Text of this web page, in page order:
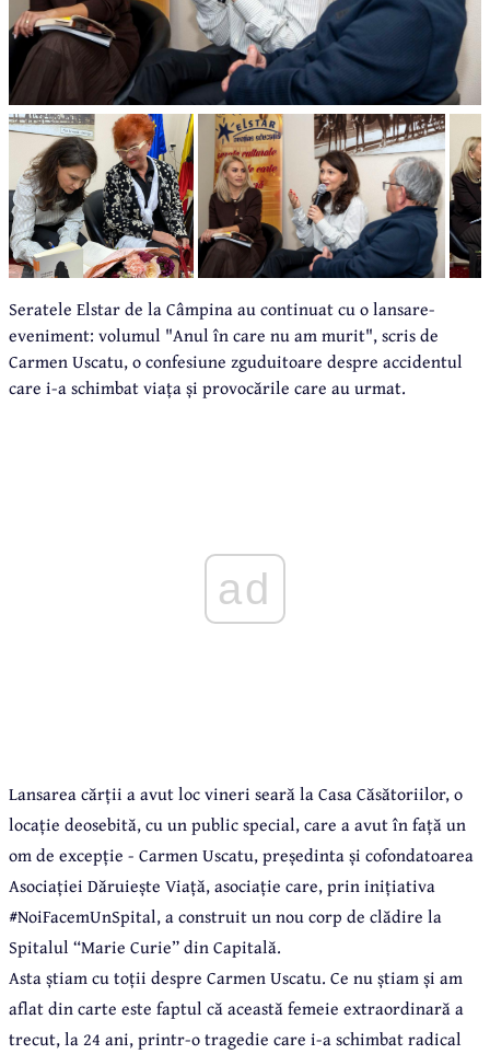
Seratele Elstar de la Câmpina au continuat cu o lansare-
eveniment: volumul "Anul în care nu am murit", scris de
Carmen Uscatu, o confesiune zguduitoare despre accidentul
care i-a schimbat viața și provocările care au urmat.
ad
Lansarea cărții a avut loc vineri seară la Casa Căsătoriilor, o
locație deosebită, cu un public special, care a avut în față un
om de excepție - Carmen Uscatu, președinta și cofondatoarea
Asociației Dăruiește Viață, asociație care, prin inițiativa
#NoiFacemUnSpital, a construit un nou corp de clădire la
Spitalul “Marie Curie” din Capitală.
Asta știam cu toții despre Carmen Uscatu. Ce nu știam și am
aflat din carte este faptul că această femeie extraordinară a
trecut, la 24 ani, printr-o tragedie care i-a schimbat radical